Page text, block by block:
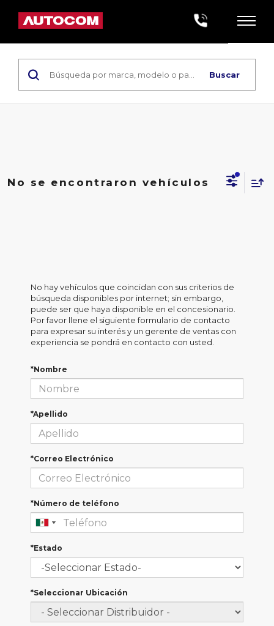
Buscar
No se encontraron vehículos
No hay vehículos que coincidan con sus criterios de
búsqueda disponibles por internet; sin embargo,
puede ser que haya disponible en el concesionario.
Por favor llene el siguiente formulario de contacto
para expresar su interés y un gerente de ventas con
experiencia se pondrá en contacto con usted.
*Nombre
*Apellido
*Correo Electrónico
*Número de teléfono
*Estado
*Seleccionar Ubicación